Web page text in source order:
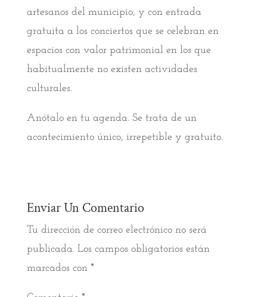
artesanos del municipio, y con entrada
gratuita a los conciertos que se celebran en
espacios con valor patrimonial en los que
habitualmente no existen actividades
culturales.
Anótalo en tu agenda. Se trata de un
acontecimiento único, irrepetible y gratuito.
Enviar Un Comentario
Tu dirección de correo electrónico no será
publicada. Los campos obligatorios están
marcados con *